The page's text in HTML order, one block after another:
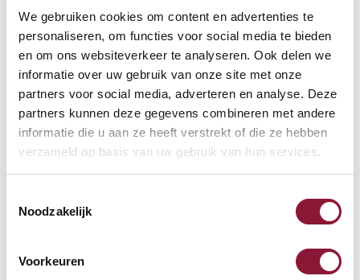
We gebruiken cookies om content en advertenties te
personaliseren, om functies voor social media te bieden
en om ons websiteverkeer te analyseren. Ook delen we
informatie over uw gebruik van onze site met onze
partners voor social media, adverteren en analyse. Deze
partners kunnen deze gegevens combineren met andere
informatie die u aan ze heeft verstrekt of die ze hebben
verzameld op basis van uw gebruik van hun services.
Noodzakelijk
Voorkeuren
VOETENRING ?
VOETENSTER IN GEPOLIJST ALUMINIUM ?
Levertijd: 3-6 weken